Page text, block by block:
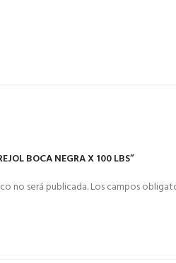
BOCA NEGRA X 100 LBS”
no será publicada.Los campos